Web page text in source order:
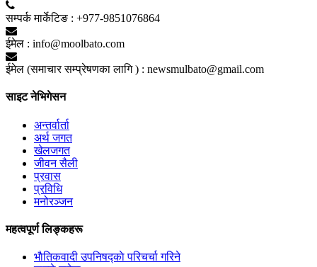
सम्पर्क मार्केटिङ : +977-9851076864
ईमेल : info@moolbato.com
ईमेल (समाचार सम्प्रेषणका लागि ) : newsmulbato@gmail.com
साइट नेभिगेसन
अन्तर्वार्ता
अर्थ जगत
खेलजगत
जीवन सैली
प्रवास
प्रविधि
मनोरञ्जन
महत्वपूर्ण लिङ्कहरू
भाैतिकवादी उपनिषद्काे परिचर्चा गरिने